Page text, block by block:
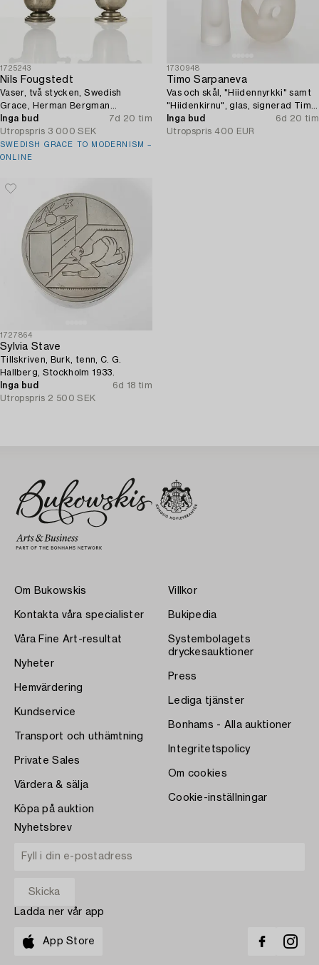
1725243
Nils Fougstedt
Vaser, två stycken, Swedish
Grace, Herman Bergman
konstgjuteri, Stockholm, 1930.
Inga bud
7d 20 tim
Utropspris 3 000 SEK
SWEDISH GRACE TO MODERNISM –
ONLINE
1730948
Timo Sarpaneva
Vas och skål, "Hiidennyrkki" samt
"Hiidenkirnu", glas, signerad Timo
Sarpaneva Iittala.
Inga bud
6d 20 tim
Utropspris 400 EUR
1727864
Sylvia Stave
Tillskriven, Burk, tenn, C. G.
Hallberg, Stockholm 1933.
Inga bud
6d 18 tim
Utropspris 2 500 SEK
Om Bukowskis
Kontakta våra specialister
Våra Fine Art-resultat
Nyheter
Hemvärdering
Kundservice
Transport och uthämtning
Private Sales
Värdera & sälja
Köpa på auktion
Villkor
Bukipedia
Systembolagets
dryckesauktioner
Press
Lediga tjänster
Bonhams - Alla auktioner
Integritetspolicy
Om cookies
Cookie-inställningar
Nyhetsbrev
Ladda ner vår app
App Store